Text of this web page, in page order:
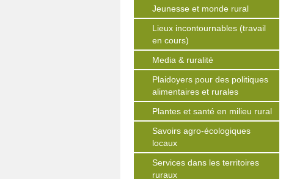
Jeunesse et monde rural
Lieux incontournables (travail
en cours)
Media & ruralité
Plaidoyers pour des politiques
alimentaires et rurales
Plantes et santé en milieu rural
Savoirs agro-écologiques
locaux
Services dans les territoires
ruraux